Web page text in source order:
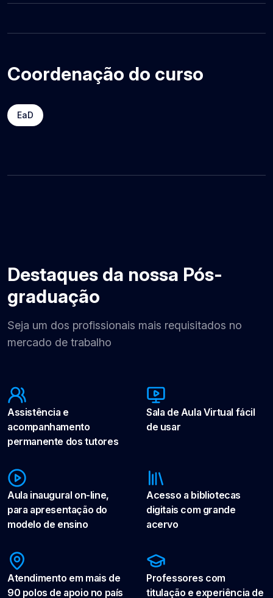
Coordenação do curso
EaD
Destaques da nossa Pós-
graduação
Seja um dos profissionais mais requisitados no
mercado de trabalho
Assistência e
acompanhamento
permanente dos tutores
Sala de Aula Virtual fácil
de usar
Aula inaugural on-line,
para apresentação do
modelo de ensino
Acesso a bibliotecas
digitais com grande
acervo
Atendimento em mais de
90 polos de apoio no país
Professores com
titulação e experiência de